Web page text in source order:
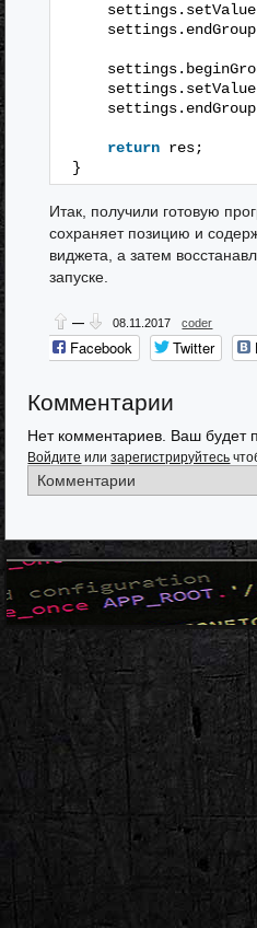
return res;
}
Итак, получили готовую
сохраняет позицию и
виджета, а затем
запуске.
— 08.11.2017 coder
Facebook Twitter
Комментарии
Нет комментариев. Ваш будет
Войдите илизарегистрируйтесь